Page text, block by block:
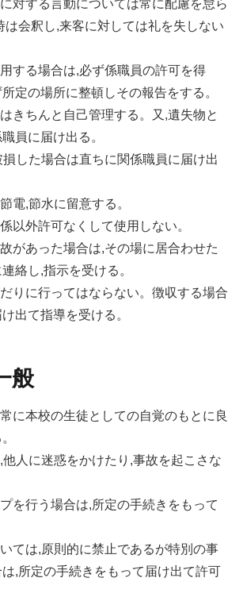
対する言動については常に配慮を怠ら
は会釈し,来客に対しては礼を失しない
する場合は,必ず係職員の許可を得
定の場所に整頓しその報告をする。
きちんと自己管理する。又,遺失物と
員に届け出る。
した場合は直ちに関係職員に届け出
電,節水に留意する。
以外許可なくして使用しない。
があった場合は,その場に居合わせた
絡し,指示を受ける。
りに行ってはならない。徴収する場合
出て指導を受ける。
般
に本校の生徒としての自覚のもとに良
人に迷惑をかけたり,事故を起こさな
を行う場合は,所定の手続きをもって
ては,原則的に禁止であるが特別の事
,所定の手続きをもって届け出て許可